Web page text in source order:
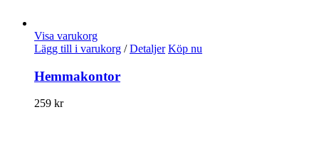
Visa varukorg
Lägg till i varukorg / Detaljer Köp nu
Hemmakontor
259 kr